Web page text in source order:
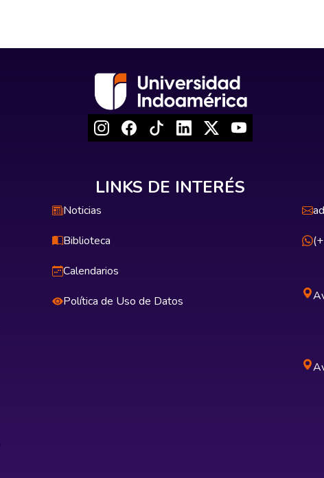
LINKS DE INTERÉS
Noticias
Biblioteca
Calendarios
Política de Uso de Datos